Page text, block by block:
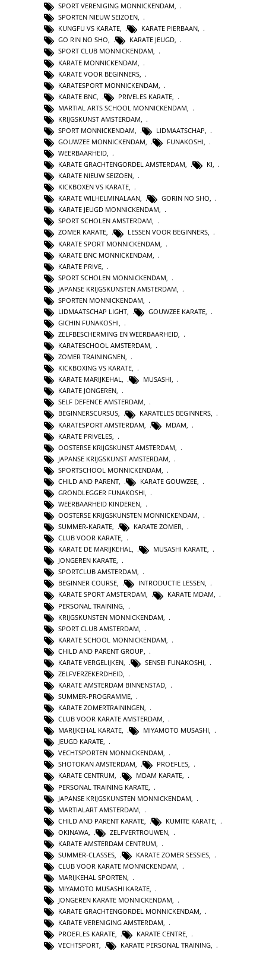
SPORT VERENIGING MONNICKENDAM,
SPORTEN NIEUW SEIZOEN,
KUNGFU VS KARATE, KARATE PIERBAAN,
GO RIN NO SHO, KARATE JEUGD,
SPORT CLUB MONNICKENDAM,
KARATE MONNICKENDAM
KARATE VOOR BEGINNERS
KARATESPORT MONNICKENDAM
KARATE BNC
PRIVELES KARATE
MARTIAL ARTS SCHOOL MONNICKENDAM
KRIJGSKUNST AMSTERDAM
SPORT MONNICKENDAM
LIDMAATSCHAP
GOUWZEE MONNICKENDAM
FUNAKOSHI
WEERBAARHEID,
KARATE GRACHTENGORDEL AMSTERDAM, KI,
KARATE NIEUW SEIZOEN,
KICKBOXEN VS KARATE,
KARATE WILHELMINALAAN, GORIN NO SHO,
KARATE JEUGD MONNICKENDAM,
SPORT SCHOLEN AMSTERDAM,
ZOMER KARATE, LESSEN VOOR BEGINNERS,
KARATE SPORT MONNICKENDAM
KARATE BNC MONNICKENDAM
KARATE PRIVE
SPORT SCHOLEN MONNICKENDAM
JAPANSE KRIJGSKUNSTEN AMSTERDAM
SPORTEN MONNICKENDAM
LIDMAATSCHAP LIGHT
GOUWZEE KARATE
GICHIN FUNAKOSHI
ZELFBESCHERMING EN WEERBAARHEID,
KARATESCHOOL AMSTERDAM,
ZOMER TRAININGNEN,
KICKBOXING VS KARATE,
KARATE MARIJKEHAL, MUSASHI,
KARATE JONGEREN,
SELF DEFENCE AMSTERDAM,
BEGINNERSCURSUS, KARATELES BEGINNERS,
KARATESPORT AMSTERDAM
MDAM
KARATE PRIVELES
OOSTERSE KRIJGSKUNST AMSTERDAM
JAPANSE KRIJGSKUNST AMSTERDAM
SPORTSCHOOL MONNICKENDAM
CHILD AND PARENT
KARATE GOUWZEE
GRONDLEGGER FUNAKOSHI
WEERBAARHEID KINDEREN
OOSTERSE KRIJGSKUNSTEN MONNICKENDAM,
SUMMER-KARATE, KARATE ZOMER,
CLUB VOOR KARATE,
KARATE DE MARIJKEHAL, MUSASHI KARATE,
JONGEREN KARATE,
SPORTCLUB AMSTERDAM,
BEGINNER COURSE, INTRODUCTIE LESSEN,
KARATE SPORT AMSTERDAM, KARATE MDAM,
PERSONAL TRAINING
KRIJGSKUNSTEN MONNICKENDAM
SPORT CLUB AMSTERDAM
KARATE SCHOOL MONNICKENDAM
CHILD AND PARENT GROUP
KARATE VERGELIJKEN
SENSEI FUNAKOSHI
ZELFVERZEKERDHEID
KARATE AMSTERDAM BINNENSTAD
SUMMER-PROGRAMME,
KARATE ZOMERTRAININGEN,
CLUB VOOR KARATE AMSTERDAM,
MARIJKEHAL KARATE, MIYAMOTO MUSASHI,
JEUGD KARATE,
VECHTSPORTEN MONNICKENDAM,
SHOTOKAN AMSTERDAM, PROEFLES,
KARATE CENTRUM, MDAM KARATE,
PERSONAL TRAINING KARATE
JAPANSE KRIJGSKUNSTEN MONNICKENDAM
MARTIALART AMSTERDAM
CHILD AND PARENT KARATE
KUMITE KARATE
OKINAWA
ZELFVERTROUWEN
KARATE AMSTERDAM CENTRUM
SUMMER-CLASSES
KARATE ZOMER SESSIES
CLUB VOOR KARATE MONNICKENDAM
MARIJKEHAL SPORTEN,
MIYAMOTO MUSASHI KARATE,
JONGEREN KARATE MONNICKENDAM,
KARATE GRACHTENGORDEL MONNICKENDAM,
KARATE VERENIGING AMSTERDAM,
PROEFLES KARATE, KARATE CENTRE,
VECHTSPORT, KARATE PERSONAL TRAINING,